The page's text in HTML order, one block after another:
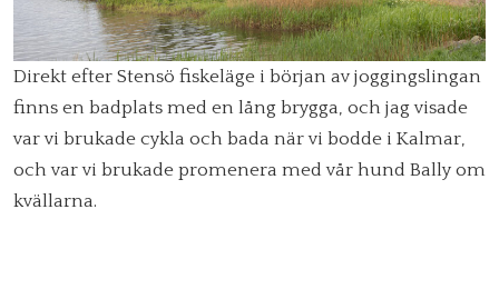
Direkt efter Stensö fiskeläge i början av joggingslingan
finns en badplats med en lång brygga, och jag visade
var vi brukade cykla och bada när vi bodde i Kalmar,
och var vi brukade promenera med vår hund Bally om
kvällarna.